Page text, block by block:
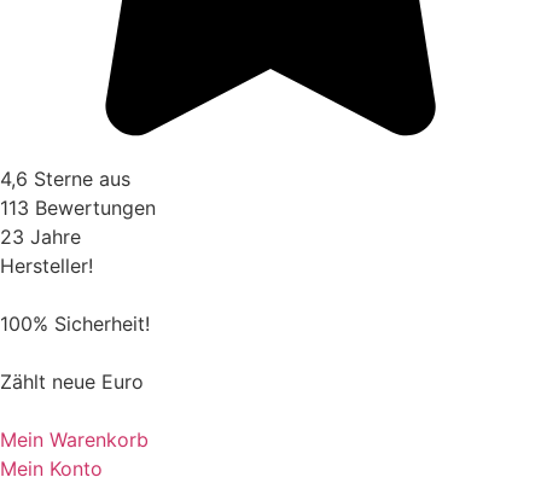
4,6 Sterne aus
113 Bewertungen
23 Jahre
Hersteller!
100% Sicherheit!
Zählt neue Euro
Mein Warenkorb
Mein Konto